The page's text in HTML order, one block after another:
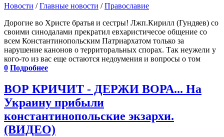
Новости /Главные новости /Православие
Дорогие во Христе братья и сестры! Лжп.Кирилл (Гундяев) со
своими синодалами прекратил евхаристичесое общение со
всем Константинопольским Патриархатом только за
нарушение канонов о территоральных спорах. Так неужели у
кого-то из вас еще остаются недоумения и вопросы о том
0 Подробнее
ВОР КРИЧИТ - ДЕРЖИ ВОРА... На
Украину прибыли
константинопольские экзархи.
(ВИДЕО)